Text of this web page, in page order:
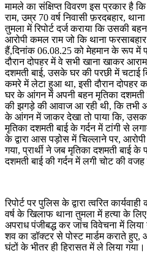
मामले का संक्षिप्त विवरण इस प्रकार है
राम, उम्र 70 वर्ष निवासी फ़रदबहार,
तुमला में रिपोर्ट दर्ज कराया कि उसकी
आरोपी कमल राम जो कि थाना फरसाबहार
हैं,दिनांक 06.08.25 को मेहमान के रूप में
दौरान दोपहर में वे सभी खाना खाकर
दशमती बाई, उसके घर की परछी में चटाई
कमरे में लेटा हुआ था, इसी दौरान दोपहर
घर के आंगन में अपनी बहन मृतिका दशमती
की झगड़े की आवाज आ रही थी, कि तभी
के आंगन में जाकर देखा तो पाया कि,
मृतिका दशमती बाई के गर्दन में टांगी से
के द्वारा आस पड़ोस में चिल्लाने पर,
गया, प्रार्थी ने जब मृतिका दशमती बाई के
दशमती बाई की गर्दन में लगी चोट की
रिपोर्ट पर पुलिस के द्वारा त्वरित
वर्ष के खिलाफ थाना तुमला में हत्या के
अपराध पंजीबद्ध कर जांच विवेचना में
शव का डॉक्टर से पोस्ट मार्डम कराते
घंटों के भीतर ही हिरासत में ले लिया गया।